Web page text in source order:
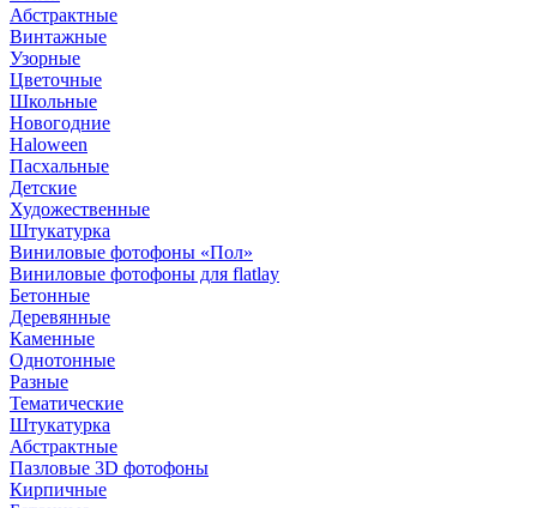
Абстрактные
Винтажные
Узорные
Цветочные
Школьные
Новогодние
Haloween
Пасхальные
Детские
Художественные
Штукатурка
Виниловые фотофоны «Пол»
Виниловые фотофоны для flatlay
Бетонные
Деревянные
Каменные
Однотонные
Разные
Тематические
Штукатурка
Абстрактные
Пазловые 3D фотофоны
Кирпичные